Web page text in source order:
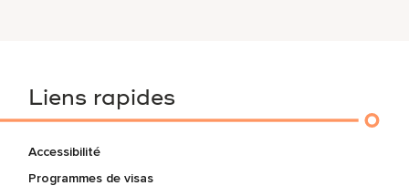
Liens rapides
Accessibilité
Programmes de visas